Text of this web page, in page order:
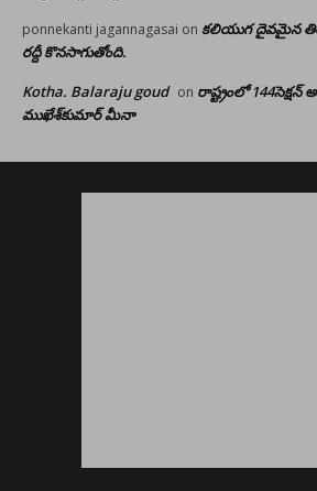
ponnekanti jagannagasai on కలియుగ దైవమైన
రద్దీ కొనసాగుతోంది.
Kotha. Balaraju goud on రాష్ట్రంలో
ముఖేశ్‌కుమార్‌ మీనా